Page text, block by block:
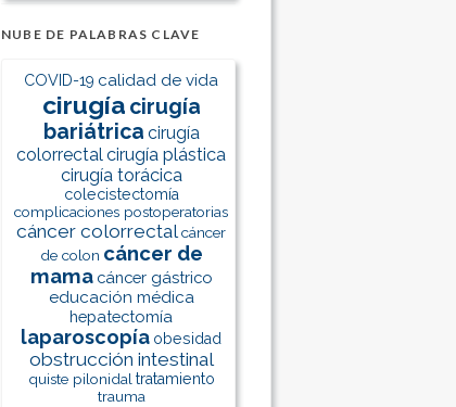
NUBE DE PALABRAS CLAVE
COVID-19 calidad de vida
cirugía cirugía
bariátrica cirugía
colorrectalcirugía plástica
cirugía torácica
colecistectomía
complicaciones postoperatorias
cáncer colorrectalcáncer
de colon cáncer de
mama cáncer gástrico
educación médica
hepatectomía
laparoscopía obesidad
obstrucción intestinal
quiste pilonidal tratamiento
trauma